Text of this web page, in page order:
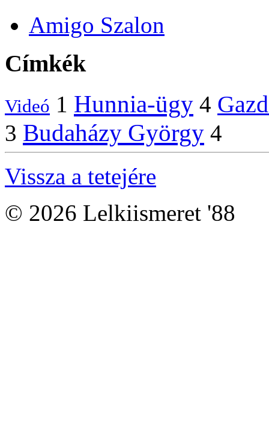
Amigo Szalon
Címkék
Videó 1 Hunnia-ügy 4
3 Budaházy György 4
Vissza a tetejére
© 2026 Lelkiismeret '88